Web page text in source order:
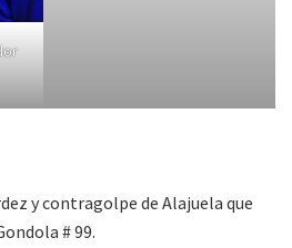
y contragolpe de Alajuela que
# 99.